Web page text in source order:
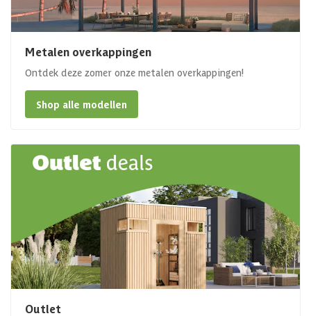
Metalen overkappingen
Ontdek deze zomer onze metalen overkappingen!
Shop alle modellen
Outlet